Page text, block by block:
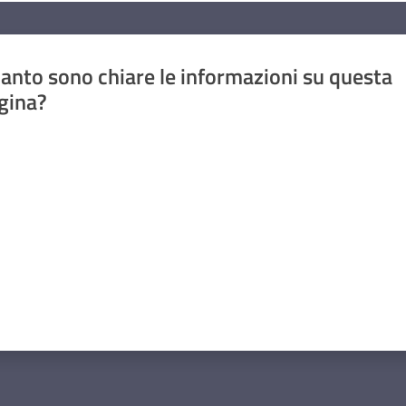
sono chiare le informazioni su questa